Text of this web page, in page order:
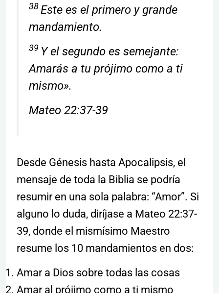
38Este es el primero y grande
mandamiento.
39 Y el segundo es semejante:
Amarás a tu prójimo como a ti
mismo».
Mateo 22:37-39
Desde Génesis hasta Apocalipsis, el
mensaje de toda la Biblia se podría
resumir en una sola palabra: “Amor”. Si
alguno lo duda, diríjase a Mateo 22:37-
39, donde el mismísimo Maestro
resume los 10 mandamientos en dos:
Amar a Dios sobre todas las cosas
Amar al prójimo como a ti mismo